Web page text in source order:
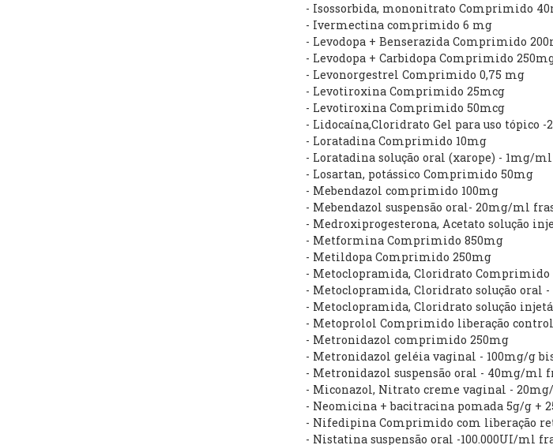
- Isossorbida, mononitrato Comprimido
- Ivermectina comprimido 6 mg
- Levodopa + Benserazida Comprimido
- Levodopa + Carbidopa Comprimido
- Levonorgestrel Comprimido 0,75 mg
- Levotiroxina Comprimido 25mcg
- Levotiroxina Comprimido 50mcg
- Lidocaína,Cloridrato Gel para uso tópico -
- Loratadina Comprimido 10mg
- Loratadina solução oral (xarope) - 1mg/
- Losartan, potássico Comprimido 50mg
- Mebendazol comprimido 100mg
- Mebendazol suspensão oral- 20mg/ml
- Medroxiprogesterona, Acetato solução
- Metformina Comprimido 850mg
- Metildopa Comprimido 250mg
- Metoclopramida, Cloridrato Comprimido
- Metoclopramida, Cloridrato solução oral
- Metoclopramida, Cloridrato solução
- Metoprolol Comprimido liberação
- Metronidazol comprimido 250mg
- Metronidazol geléia vaginal - 100mg/g
- Metronidazol suspensão oral - 40mg/ml
- Miconazol, Nitrato creme vaginal -
- Neomicina + bacitracina pomada 5g/g +
- Nifedipina Comprimido com liberação
- Nistatina suspensão oral -100.000UI/ml